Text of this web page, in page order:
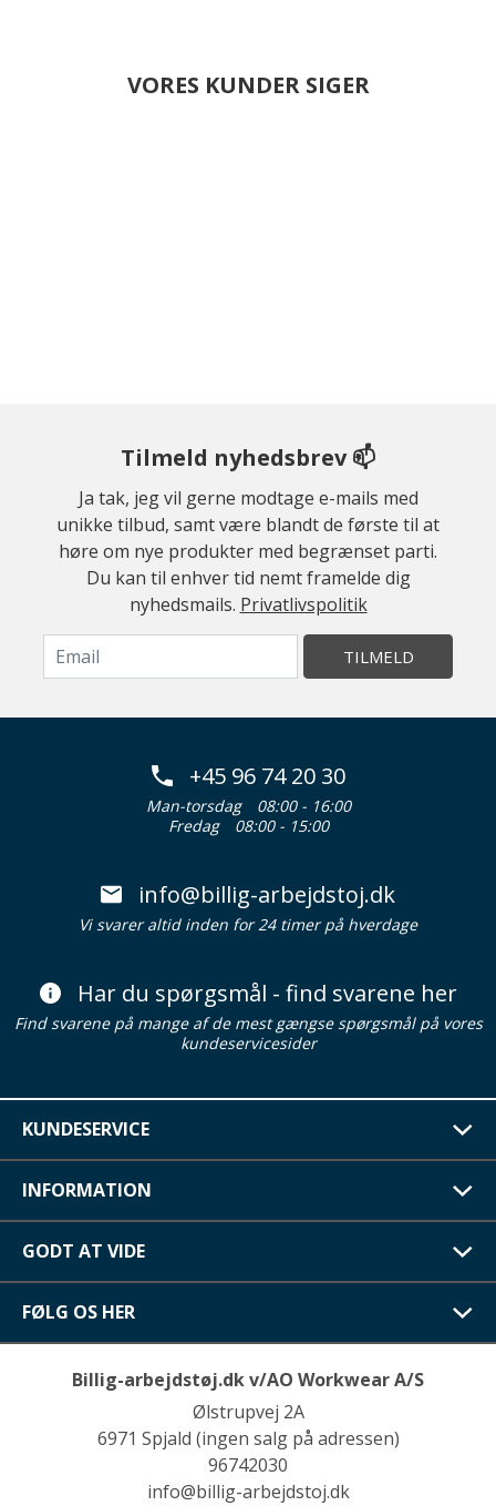
VORES KUNDER SIGER
Tilmeld nyhedsbrev 📫
Ja tak, jeg vil gerne modtage e-mails med
unikke tilbud, samt være blandt de første til at
høre om nye produkter med begrænset parti.
Du kan til enhver tid nemt framelde dig
nyhedsmails. Privatlivspolitik
TILMELD
+45 96 74 20 30
Man-torsdag
08:00 - 16:00
Fredag
08:00 - 15:00
info@billig-arbejdstoj.dk
Vi svarer altid inden for 24 timer på hverdage
Har du spørgsmål - find svarene her
Find svarene på mange af de mest gængse spørgsmål på vores
kundeservicesider
KUNDESERVICE
INFORMATION
GODT AT VIDE
FØLG OS HER
Billig-arbejdstøj.dk v/AO Workwear A/S
Ølstrupvej 2A
6971 Spjald (ingen salg på adressen)
96742030
info@billig-arbejdstoj.dk